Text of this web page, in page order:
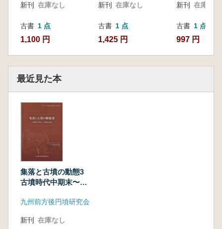
新刊 在庫なし
古書 1 点
1,100 円
新刊 在庫なし
古書 1 点
1,425 円
新刊 在庫なし
古書 1 点
997 円
最近見た本
集落と古墳の動態3
古墳時代中期末〜古
九州前方後円墳研究会
新刊 在庫なし